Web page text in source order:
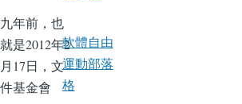
九年前，也
就是2012年2
月17日，文
件基金會
軟體自由
運動部落
格